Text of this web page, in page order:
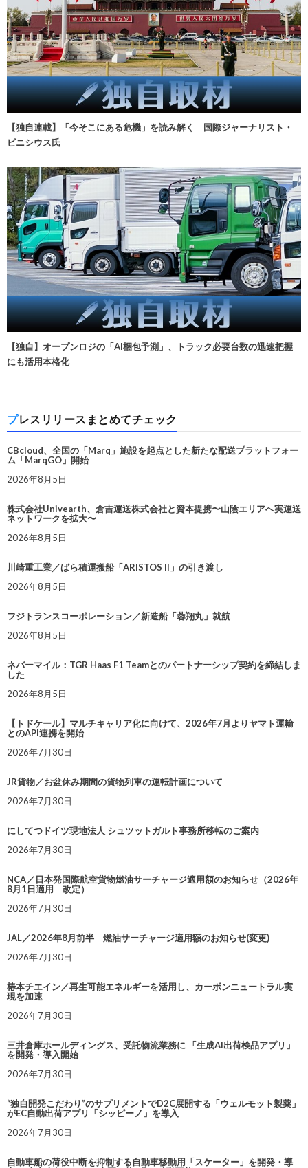
【独自連載】「今そこにある危機」を読み解く 国際ジャーナリスト・
ビニシウス氏
【独自】オープンロジの「AI梱包予測」、トラック必要台数の迅速把握
にも活用本格化
プレスリリースまとめてチェック
CBcloud、全国の「Marq」施設を起点とした新たな配送プラットフォー
ム「MarqGO」開始
2026年8月5日
株式会社Univearth、倉吉運送株式会社と資本提携〜山陰エリアへ実運送
ネットワークを拡大〜
2026年8月5日
川崎重工業／ばら積運搬船「ARISTOS II」の引き渡し
2026年8月5日
フジトランスコーポレーション／新造船「蓉翔丸」就航
2026年8月5日
ネバーマイル：TGR Haas F1 Teamとのパートナーシップ契約を締結しま
した
2026年8月5日
【トドケール】マルチキャリア化に向けて、2026年7月よりヤマト運輸
とのAPI連携を開始
2026年7月30日
JR貨物／お盆休み期間の貨物列車の運転計画について
2026年7月30日
にしてつドイツ現地法人 シュツットガルト事務所移転のご案内
2026年7月30日
NCA／日本発国際航空貨物燃油サーチャージ適用額のお知らせ（2026年
8月1日適用 改定）
2026年7月30日
JAL／2026年8月前半 燃油サーチャージ適用額のお知らせ(変更)
2026年7月30日
椿本チエイン／再生可能エネルギーを活用し、カーボンニュートラル実
現を加速
2026年7月30日
三井倉庫ホールディングス、受託物流業務に 「生成AI出荷検品アプリ」
を開発・導入開始
2026年7月30日
“独自開発こだわり”のサプリメントでD2C展開する「ウェルモット製薬」
がEC自動出荷アプリ「シッピーノ」を導入
2026年7月30日
自動車船の荷役中断を抑制する自動車移動用「スケーター」を開発・導